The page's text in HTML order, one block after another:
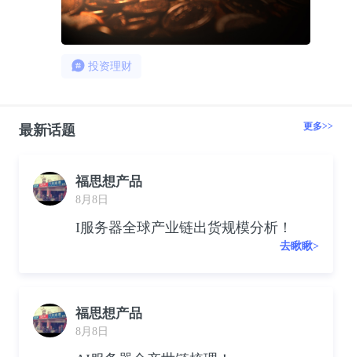
投资理财
最新话题 更多>>
福思想产品
8月8日
I服务器全球产业链出货规模分析！
去瞅瞅>
福思想产品
8月8日